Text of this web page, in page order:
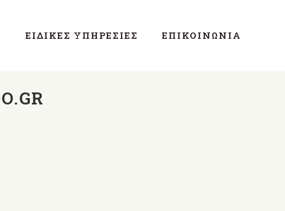
ΕΙΔΙΚΈΣ ΥΠΗΡΕΣΊΕΣ ΕΠΙΚΟΙΝΩΝΊΑ